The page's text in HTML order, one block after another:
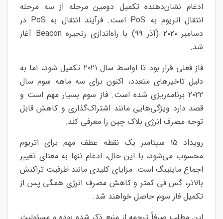
ادغام نشان‌دهنده تکمیل دومین مرحله از سه مرحله
انتقال اتریوم به PoS است. فرآیند انتقال به PoS در
دسامبر ۲۰۲۰ (آذر ۹۹) با راه‌اندازی زنجیره Beacon آغاز
شد.
فاز فعلی قرار بود تا اواسط سال ۲۰۲۱ تکمیل شود، اما به
دلیل تاخیرهای متعدد، اکنون برای سه ماهه سوم سال
۲۰۲۲ برنامه‌ریزی شده است. فاز سوم بسیار مهم است و
قصد دارد ویژگی‌هایی مانند اشتراک‌گذاری و کاهش قابل
توجه مصرف انرژی بلاک چین را معرفی کند.
رویداد ۱۵ سپتامبر یک نقطه عطف مهم برای اتریوم
محسوب می‌شود، با این حال، ادغام تنها به معنای تغییر
اجماع ماینینگ است. مزایای کلیدی مانند ظرفیت تراکنش
بالاتر، گس فی کمتر و کاهش مصرف انرژی همگی پس از
تکمیل فاز سوم حاصل خواهند شد.